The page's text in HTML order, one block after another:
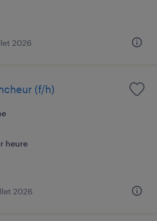
2026
(f/h)
heure
2026